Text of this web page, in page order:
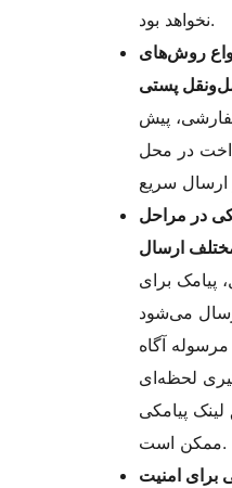
نخواهد بود.
روش‌های
پستی
پیش
در محل
در مراحل
ارسال
پیامک برای
می‌شود
آگاه
لحظه‌ای
پیامکی
ممکن است.
برای امنیت